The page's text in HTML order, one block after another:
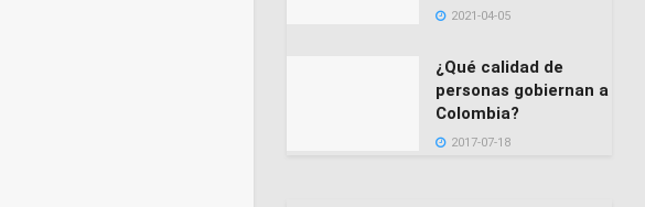
2021-04-05
¿Qué calidad de
personas gobiernan a
Colombia?
2017-07-18